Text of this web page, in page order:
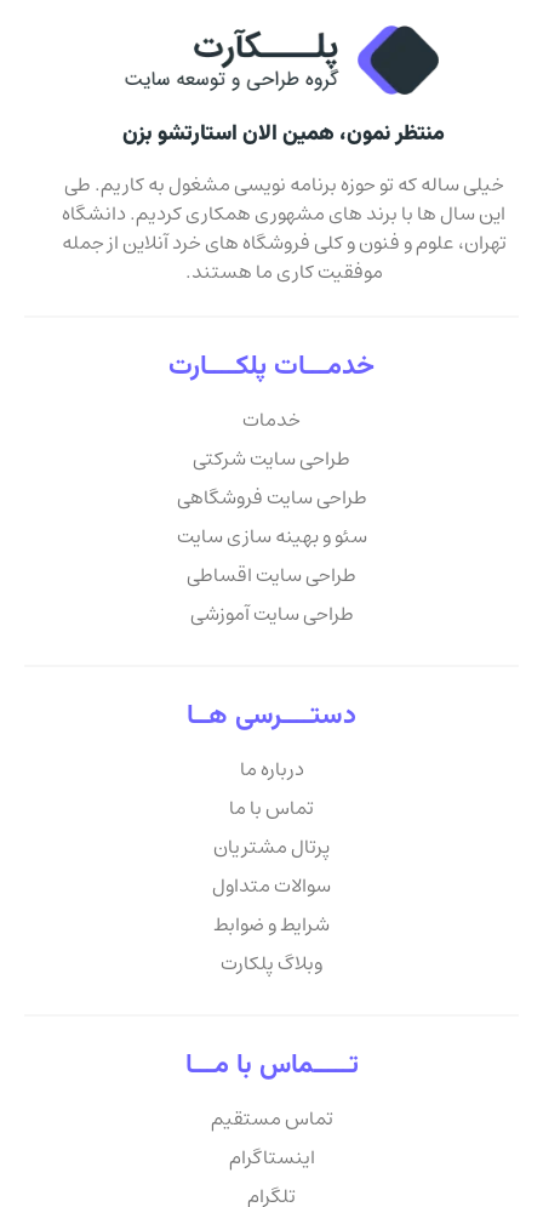
منتظر نمون، همین الان استارتشو بزن
خیلی ساله که تو حوزه برنامه نویسی مشغول به کاریم. طی
این سال ها با برند های مشهوری همکاری کردیم. دانشگاه
تهران، علوم و فنون و کلی فروشگاه های خرد آنلاین از جمله
موفقیت کاری ما هستند.
خدمـــات پلکــــارت
خدمات
طراحی سایت شرکتی
طراحی سایت فروشگاهی
سئو و بهینه سازی سایت
طراحی سایت اقساطی
طراحی سایت آموزشی
دستــــرسی هــا
درباره ما
تماس با ما
پرتال مشتریان
سوالات متداول
شرایط و ضوابط
وبلاگ پلکارت
تـــــماس با مـــا
تماس مستقیم
اینستاگرام
تلگرام